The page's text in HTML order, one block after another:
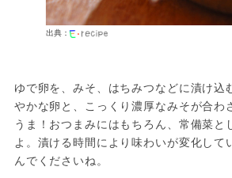
出典：
ゆで卵を、みそ、はちみつなどに漬け込
やかな卵と、こっくり濃厚なみそが合
うま！おつまみにはもちろん、常備菜と
よ。漬ける時間により味わいが変化して
んでくださいね。